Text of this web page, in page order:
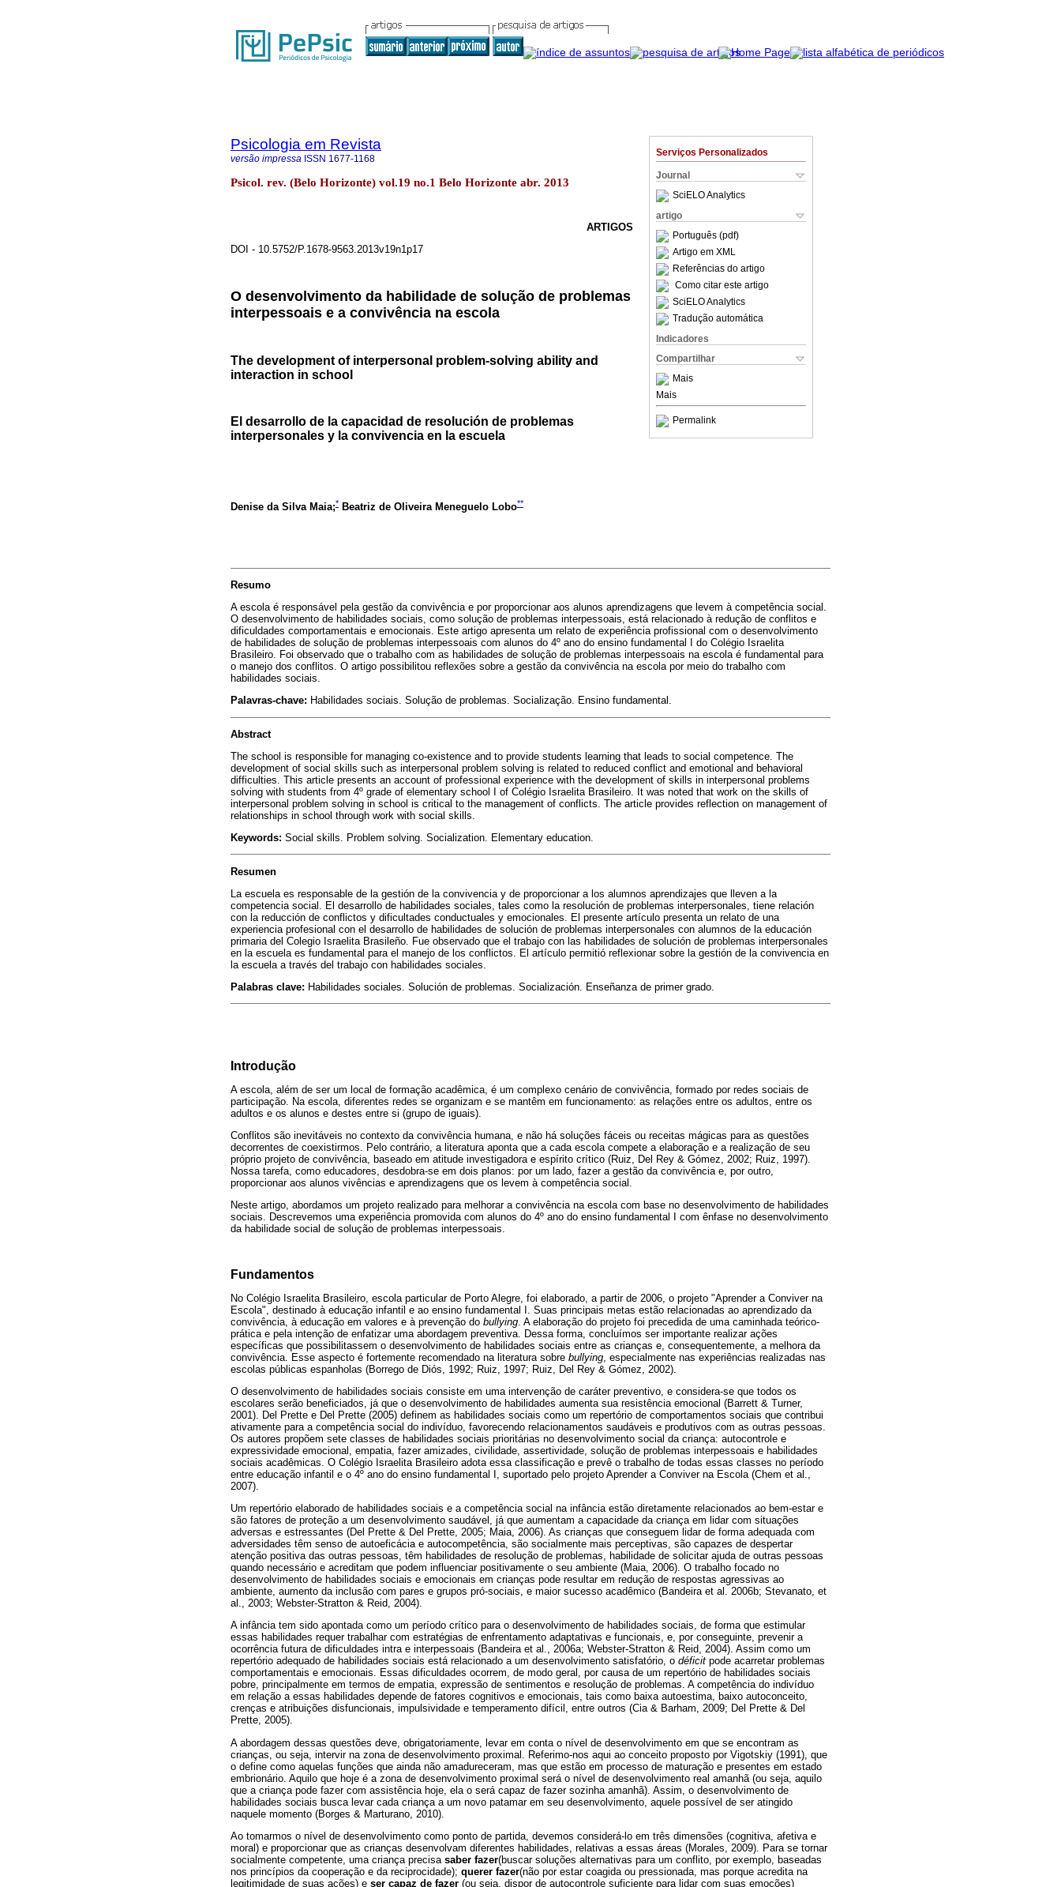
Serviços Personalizados
Journal
SciELO Analytics
artigo
Português (pdf)
Artigo em XML
Referências do artigo
Como citar este artigo
SciELO Analytics
Tradução automática
Indicadores
Compartilhar
Mais
Mais
Permalink
Psicologia em Revista
versão impressa ISSN 1677-1168
Psicol. rev. (Belo Horizonte) vol.19 no.1 Belo Horizonte abr. 2013
ARTIGOS
DOI - 10.5752/P.1678-9563.2013v19n1p17
O desenvolvimento da habilidade de solução de problemas
interpessoais e a convivência na escola
The development of interpersonal problem-solving ability and
interaction in school
El desarrollo de la capacidad de resolución de problemas
interpersonales y la convivencia en la escuela
Denise da Silva Maia;* Beatriz de Oliveira Meneguelo Lobo**
Resumo
A escola é responsável pela gestão da convivência e por proporcionar aos alunos aprendizagens que levem à competência social.
O desenvolvimento de habilidades sociais, como solução de problemas interpessoais, está relacionado à redução de conflitos e
dificuldades comportamentais e emocionais. Este artigo apresenta um relato de experiência profissional com o desenvolvimento
de habilidades de solução de problemas interpessoais com alunos do 4º ano do ensino fundamental I do Colégio Israelita
Brasileiro. Foi observado que o trabalho com as habilidades de solução de problemas interpessoais na escola é fundamental para
o manejo dos conflitos. O artigo possibilitou reflexões sobre a gestão da convivência na escola por meio do trabalho com
habilidades sociais.
Palavras-chave: Habilidades sociais. Solução de problemas. Socialização. Ensino fundamental.
Abstract
The school is responsible for managing co-existence and to provide students learning that leads to social competence. The
development of social skills such as interpersonal problem solving is related to reduced conflict and emotional and behavioral
difficulties. This article presents an account of professional experience with the development of skills in interpersonal problems
solving with students from 4º grade of elementary school I of Colégio Israelita Brasileiro. It was noted that work on the skills of
interpersonal problem solving in school is critical to the management of conflicts. The article provides reflection on management of
relationships in school through work with social skills.
Keywords: Social skills. Problem solving. Socialization. Elementary education.
Resumen
La escuela es responsable de la gestión de la convivencia y de proporcionar a los alumnos aprendizajes que lleven a la
competencia social. El desarrollo de habilidades sociales, tales como la resolución de problemas interpersonales, tiene relación
con la reducción de conflictos y dificultades conductuales y emocionales. El presente artículo presenta un relato de una
experiencia profesional con el desarrollo de habilidades de solución de problemas interpersonales con alumnos de la educación
primaria del Colegio Israelita Brasileño. Fue observado que el trabajo con las habilidades de solución de problemas interpersonales
en la escuela es fundamental para el manejo de los conflictos. El artículo permitió reflexionar sobre la gestión de la convivencia en
la escuela a través del trabajo con habilidades sociales.
Palabras clave: Habilidades sociales. Solución de problemas. Socialización. Enseñanza de primer grado.
Introdução
A escola, além de ser um local de formação acadêmica, é um complexo cenário de convivência, formado por redes sociais de
participação. Na escola, diferentes redes se organizam e se mantêm em funcionamento: as relações entre os adultos, entre os
adultos e os alunos e destes entre si (grupo de iguais).
Conflitos são inevitáveis no contexto da convivência humana, e não há soluções fáceis ou receitas mágicas para as questões
decorrentes de coexistirmos. Pelo contrário, a literatura aponta que a cada escola compete a elaboração e a realização de seu
próprio projeto de convivência, baseado em atitude investigadora e espírito crítico (Ruiz, Del Rey & Gómez, 2002; Ruiz, 1997).
Nossa tarefa, como educadores, desdobra-se em dois planos: por um lado, fazer a gestão da convivência e, por outro,
proporcionar aos alunos vivências e aprendizagens que os levem à competência social.
Neste artigo, abordamos um projeto realizado para melhorar a convivência na escola com base no desenvolvimento de habilidades
sociais. Descrevemos uma experiência promovida com alunos do 4º ano do ensino fundamental I com ênfase no desenvolvimento
da habilidade social de solução de problemas interpessoais.
Fundamentos
No Colégio Israelita Brasileiro, escola particular de Porto Alegre, foi elaborado, a partir de 2006, o projeto "Aprender a Conviver na
Escola", destinado à educação infantil e ao ensino fundamental I. Suas principais metas estão relacionadas ao aprendizado da
convivência, à educação em valores e à prevenção do bullying . A elaboração do projeto foi precedida de uma caminhada teórico-
prática e pela intenção de enfatizar uma abordagem preventiva. Dessa forma, concluímos ser importante realizar ações
específicas que possibilitassem o desenvolvimento de habilidades sociais entre as crianças e, consequentemente, a melhora da
convivência. Esse aspecto é fortemente recomendado na literatura sobre bullying , especialmente nas experiências realizadas nas
escolas públicas espanholas (Borrego de Diós, 1992; Ruiz, 1997; Ruiz, Del Rey & Gómez, 2002).
O desenvolvimento de habilidades sociais consiste em uma intervenção de caráter preventivo, e considera-se que todos os
escolares serão beneficiados, já que o desenvolvimento de habilidades aumenta sua resistência emocional (Barrett & Turner,
2001). Del Prette e Del Prette (2005) definem as habilidades sociais como um repertório de comportamentos sociais que contribui
ativamente para a competência social do indivíduo, favorecendo relacionamentos saudáveis e produtivos com as outras pessoas.
Os autores propõem sete classes de habilidades sociais prioritárias no desenvolvimento social da criança: autocontrole e
expressividade emocional, empatia, fazer amizades, civilidade, assertividade, solução de problemas interpessoais e habilidades
sociais acadêmicas. O Colégio Israelita Brasileiro adota essa classificação e prevê o trabalho de todas essas classes no período
entre educação infantil e o 4º ano do ensino fundamental I, suportado pelo projeto Aprender a Conviver na Escola (Chem et al.,
2007).
Um repertório elaborado de habilidades sociais e a competência social na infância estão diretamente relacionados ao bem-estar e
são fatores de proteção a um desenvolvimento saudável, já que aumentam a capacidade da criança em lidar com situações
adversas e estressantes (Del Prette & Del Prette, 2005; Maia, 2006). As crianças que conseguem lidar de forma adequada com
adversidades têm senso de autoeficácia e autocompetência, são socialmente mais perceptivas, são capazes de despertar
atenção positiva das outras pessoas, têm habilidades de resolução de problemas, habilidade de solicitar ajuda de outras pessoas
quando necessário e acreditam que podem influenciar positivamente o seu ambiente (Maia, 2006). O trabalho focado no
desenvolvimento de habilidades sociais e emocionais em crianças pode resultar em redução de respostas agressivas ao
ambiente, aumento da inclusão com pares e grupos pró-sociais, e maior sucesso acadêmico (Bandeira et al. 2006b; Stevanato, et
al., 2003; Webster-Stratton & Reid, 2004).
A infância tem sido apontada como um período crítico para o desenvolvimento de habilidades sociais, de forma que estimular
essas habilidades requer trabalhar com estratégias de enfrentamento adaptativas e funcionais, e, por conseguinte, prevenir a
ocorrência futura de dificuldades intra e interpessoais (Bandeira et al., 2006a; Webster-Stratton & Reid, 2004). Assim como um
repertório adequado de habilidades sociais está relacionado a um desenvolvimento satisfatório, o déficit pode acarretar problemas
comportamentais e emocionais. Essas dificuldades ocorrem, de modo geral, por causa de um repertório de habilidades sociais
pobre, principalmente em termos de empatia, expressão de sentimentos e resolução de problemas. A competência do indivíduo
em relação a essas habilidades depende de fatores cognitivos e emocionais, tais como baixa autoestima, baixo autoconceito,
crenças e atribuições disfuncionais, impulsividade e temperamento difícil, entre outros (Cia & Barham, 2009; Del Prette & Del
Prette, 2005).
A abordagem dessas questões deve, obrigatoriamente, levar em conta o nível de desenvolvimento em que se encontram as
crianças, ou seja, intervir na zona de desenvolvimento proximal. Referimo-nos aqui ao conceito proposto por Vigotskiy (1991), que
o define como aquelas funções que ainda não amadureceram, mas que estão em processo de maturação e presentes em estado
embrionário. Aquilo que hoje é a zona de desenvolvimento proximal será o nível de desenvolvimento real amanhã (ou seja, aquilo
que a criança pode fazer com assistência hoje, ela o será capaz de fazer sozinha amanhã). Assim, o desenvolvimento de
habilidades sociais busca levar cada criança a um novo patamar em seu desenvolvimento, aquele possível de ser atingido
naquele momento (Borges & Marturano, 2010).
Ao tomarmos o nível de desenvolvimento como ponto de partida, devemos considerá-lo em três dimensões (cognitiva, afetiva e
moral) e proporcionar que as crianças desenvolvam diferentes habilidades, relativas a essas áreas (Morales, 2009). Para se tornar
socialmente competente, uma criança precisa saber fazer(buscar soluções alternativas para um conflito, por exemplo, baseadas
nos princípios da cooperação e da reciprocidade); querer fazer(não por estar coagida ou pressionada, mas porque acredita na
legitimidade de suas ações) e ser capaz de fazer (ou seja, dispor de autocontrole suficiente para lidar com suas emoções)